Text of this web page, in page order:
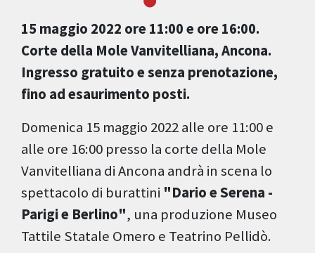
15 maggio 2022 ore 11:00 e ore 16:00.
Corte della Mole Vanvitelliana, Ancona.
Ingresso gratuitoe senza prenotazione,
fino ad esaurimento posti.
Domenica 15 maggio 2022 alle ore 11:00 e
alle ore 16:00 presso la corte della Mole
Vanvitelliana di Ancona andrà in scena lo
spettacolo di burattini "Dario e Serena -
Parigi e Berlino", una produzione Museo
Tattile Statale Omero e Teatrino Pellidò.